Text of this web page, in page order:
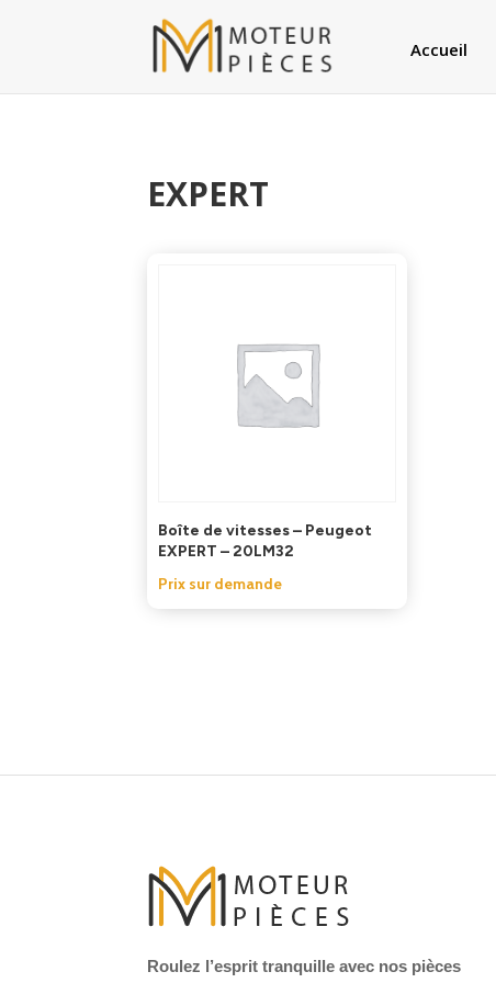
Accueil
EXPERT
Boîte de vitesses – Peugeot
EXPERT – 20LM32
Prix sur demande
Roulez l’esprit tranquille avec nos pièces